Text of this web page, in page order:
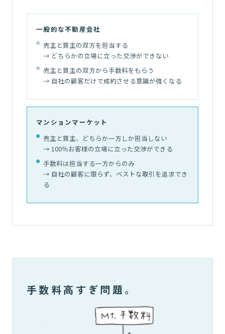
02
一般的な不動産会社
売主と買主の双方を担当する
→ どちらかの立場に立った交渉ができない
売主と買主の双方から手数料をもらう
→ 自社の顧客だけで成約させる意識が強くなる
マンションマーケット
売主と買主、どちらか一方しか担当しない
→ 100％お客様の立場に立った交渉ができる
手数料は担当する一方からのみ
→ 自社の顧客に限らず、ベストな取引を追求でき
る
手数料高すぎ問題。